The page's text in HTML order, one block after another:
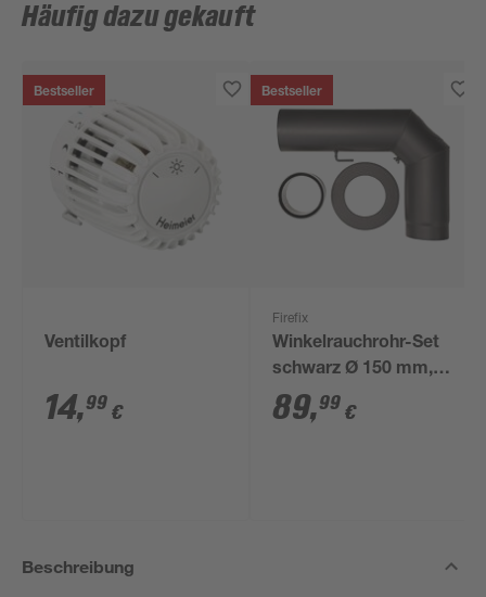
Häufig dazu gekauft
Bestseller
Ventilkopf
14,99 €
Bestseller
Firefix
Winkelrauchrohr-Set
schwarz Ø 150 mm,
3-teilig
89,99 €
Beschreibung